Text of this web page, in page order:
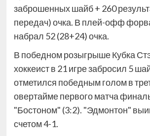
заброшенных шайб + 260
передач) очка. В плей-офф
набрал 52 (28+24) очка.
В победном розыгрыше Кубка
хоккеист в 21 игре забросил 5
отметился победным голом в
овертайме первого матча
"Бостоном" (3:2). "Эдмонтон"
счетом 4-1.